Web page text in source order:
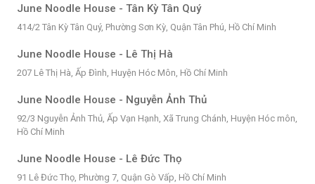
June Noodle House - Tân Kỳ Tân Quý
414/2 Tân Kỳ Tân Quý, Phường Sơn Kỳ, Quận Tân Phú, Hồ Chí Minh
June Noodle House - Lê Thị Hà
207 Lê Thị Hà, Ấp Đình, Huyện Hóc Môn, Hồ Chí Minh
June Noodle House - Nguyễn Ảnh Thủ
92/3 Nguyễn Ảnh Thủ, Ấp Vạn Hạnh, Xã Trung Chánh, Huyện Hóc môn,
Hồ Chí Minh
June Noodle House - Lê Đức Thọ
91 Lê Đức Thọ, Phường 7, Quận Gò Vấp, Hồ Chí Minh